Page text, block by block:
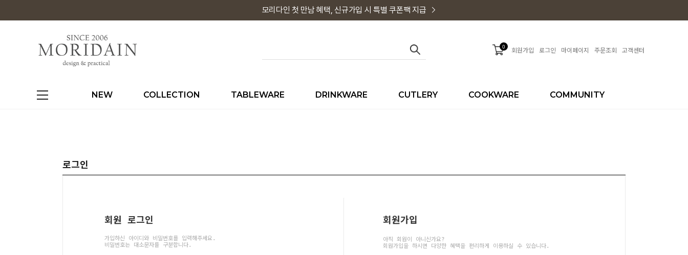
모리다인 첫 만남 혜택, 신규가입 시 특별 쿠폰팩 지급
0 회원가입 로그인 마이페이지 주문조회 고객센터
NEW COLLECTION TABLEWARE DRINKWARE CUTLERY COOKWARE COMMUNITY
로그인
회원 로그인
가입하신 아이디와 비밀번호를 입력해주세요.
비밀번호는 대소문자를 구분합니다.
회원가입
아직 회원이 아니신가요?
회원가입을 하시면 다양한 혜택을 편리하게 이용하실 수 있습니다.